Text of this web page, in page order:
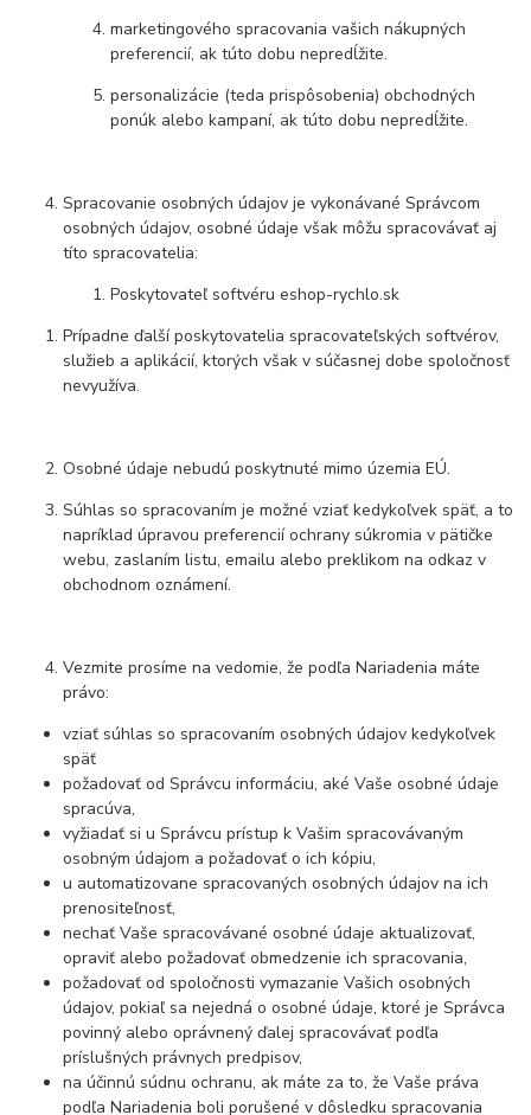
marketingového spracovania vašich nákupných
preferencií, ak túto dobu nepredĺžite.
personalizácie (teda prispôsobenia) obchodných
ponúk alebo kampaní, ak túto dobu nepredĺžite.
Spracovanie osobných údajov je vykonávané Správcom
osobných údajov, osobné údaje však môžu spracovávať aj
títo spracovatelia:
Poskytovateľ softvéru eshop-rychlo.sk
Prípadne ďalší poskytovatelia spracovateľských softvérov,
služieb a aplikácií, ktorých však v súčasnej dobe spoločnosť
nevyužíva.
Osobné údaje nebudú poskytnuté mimo územia EÚ.
Súhlas so spracovaním je možné vziať kedykoľvek späť, a to
napríklad úpravou preferencií ochrany súkromia v pätičke
webu, zaslaním listu, emailu alebo preklikom na odkaz v
obchodnom oznámení.
Vezmite prosíme na vedomie, že podľa Nariadenia máte
právo:
vziať súhlas so spracovaním osobných údajov kedykoľvek
späť
požadovať od Správcu informáciu, aké Vaše osobné údaje
spracúva,
vyžiadať si u Správcu prístup k Vašim spracovávaným
osobným údajom a požadovať o ich kópiu,
u automatizovane spracovaných osobných údajov na ich
prenositeľnosť,
nechať Vaše spracovávané osobné údaje aktualizovať,
opraviť alebo požadovať obmedzenie ich spracovania,
požadovať od spoločnosti vymazanie Vašich osobných
údajov, pokiaľ sa nejedná o osobné údaje, ktoré je Správca
povinný alebo oprávnený ďalej spracovávať podľa
príslušných právnych predpisov,
na účinnú súdnu ochranu, ak máte za to, že Vaše práva
podľa Nariadenia boli porušené v dôsledku spracovania